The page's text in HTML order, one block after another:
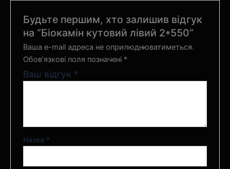
Будьте першим, хто залишив відгук
на “Біокамін кутовий лівий 2*550”
Ваша e-mail адреса не оприлюднюватиметься.
Обов’язкові поля позначені *
Ваш відгук *
Назва *